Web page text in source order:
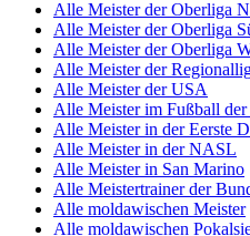
Alle Meister der Oberliga
Alle Meister der Oberliga
Alle Meister der Oberliga
Alle Meister der
Alle Meister der USA
Alle Meister im Fußball der
Alle Meister in der Eerste
Alle Meister in der NASL
Alle Meister in San Marino
Alle Meistertrainer der
Alle moldawischen Meister
Alle moldawischen